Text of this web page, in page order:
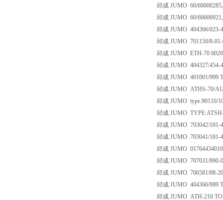
邱成 JUMO 60/
邱成 JUMO 60/
邱成 JUMO 404366/023-
邱成 JUMO 701150/8-01-
邱成 JUMO ETH-70
邱成 JUMO 404327/454-
邱成 JUMO 401001/999
邱成 JUMO ATHS-70/
邱成 JUMO type.90110/
邱成 JUMO
邱成 JUMO 703042/181-
邱成 JUMO 703041/181-
邱成 JUMO
邱成 JUMO 707031/990-
邱成 JUMO 706581/08-
邱成 JUMO 404366/999
邱成 JUMO ATH-210 TO